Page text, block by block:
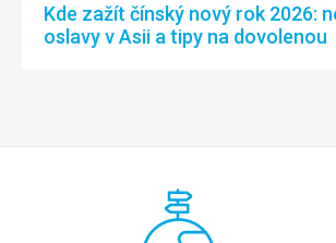
Kde zažít čínský nový rok 2026:
oslavy v Asii a tipy na dovolenou